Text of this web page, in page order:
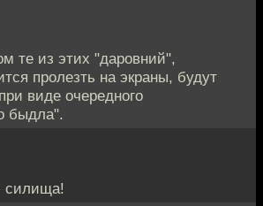
те из этих "даровний",
пролезть на экраны, будут
виде очередного
быдла".
силища!